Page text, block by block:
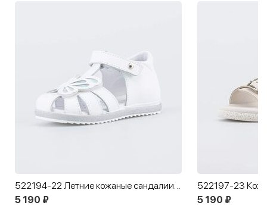
522194-22 Летние кожаные сандалии Бабочка
5 190 ₽
5 190 ₽